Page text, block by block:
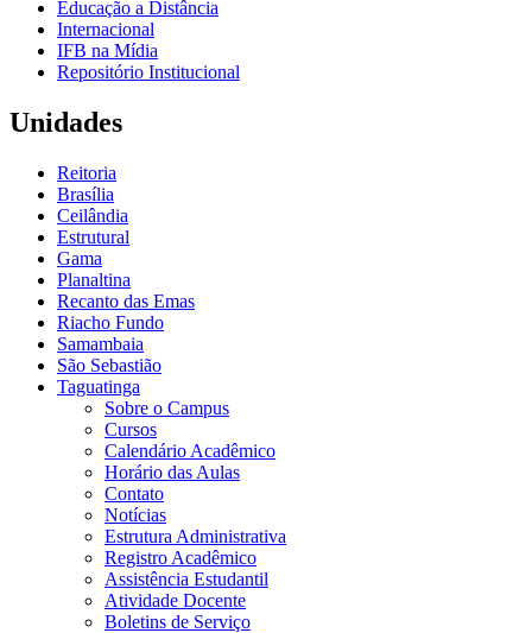
Educação a Distância
Internacional
IFB na Mídia
Repositório Institucional
Unidades
Reitoria
Brasília
Ceilândia
Estrutural
Gama
Planaltina
Recanto das Emas
Riacho Fundo
Samambaia
São Sebastião
Taguatinga
Sobre o Campus
Cursos
Calendário Acadêmico
Horário das Aulas
Contato
Notícias
Estrutura Administrativa
Registro Acadêmico
Assistência Estudantil
Atividade Docente
Boletins de Serviço